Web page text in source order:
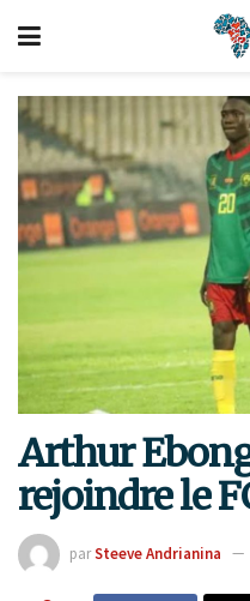
Arthur
rejoindre le
parSteeve Andrianina